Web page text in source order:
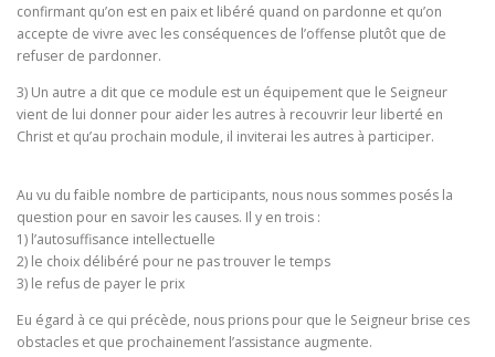
confirmant qu’on est en paix et libéré quand on pardonne et qu’on
accepte de vivre avec les conséquences de l’offense plutôt que de
refuser de pardonner.
3) Un autre a dit que ce module est un équipement que le Seigneur
vient de lui donner pour aider les autres à recouvrir leur liberté en
Christ et qu’au prochain module, il inviterai les autres à participer.
Au vu du faible nombre de participants, nous nous sommes posés la
question pour en savoir les causes. Il y en trois :
1) l’autosuffisance intellectuelle
2) le choix délibéré pour ne pas trouver le temps
3) le refus de payer le prix
Eu égard à ce qui précède, nous prions pour que le Seigneur brise ces
obstacles et que prochainement l’assistance augmente.